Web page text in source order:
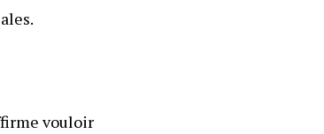
vouloir